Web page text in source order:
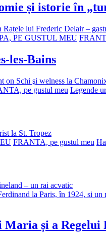
și istorie în
Rațele lui Frederic Delair –
PE GUSTUL MEU
les-Bains
on Schi şi welness la
pe gustul meu Legende
la St. Tropez
FRANTA, pe gustul meu
– un rai acvatic
și a Regelui